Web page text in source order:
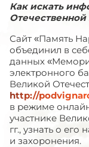
Как искать
Сайт «Память
объединил в
данных
электронного
Великой
http://
в режиме
участнике
гг., узнать о его
и захоронения.